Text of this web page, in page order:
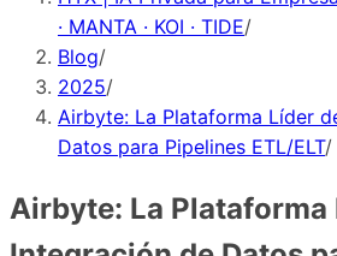
· MANTA · KOI · TIDE/
Blog/
2025/
Airbyte: La Plataforma Líder
Datos para Pipelines ETL/ELT/
Airbyte: La Plataforma